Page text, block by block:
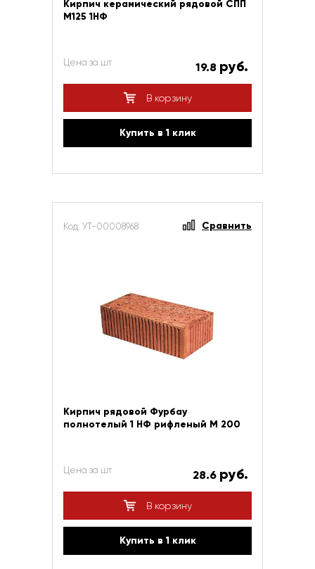
Кирпич керамический рядовой СПП
М125 1НФ
Цена за шт 19.8 руб.
В корзину
Купить в 1 клик
Код: УТ-00008968 Сравнить
Кирпич рядовой Фурбау
полнотелый 1 НФ рифленый М 200
Цена за шт 28.6 руб.
В корзину
Купить в 1 клик